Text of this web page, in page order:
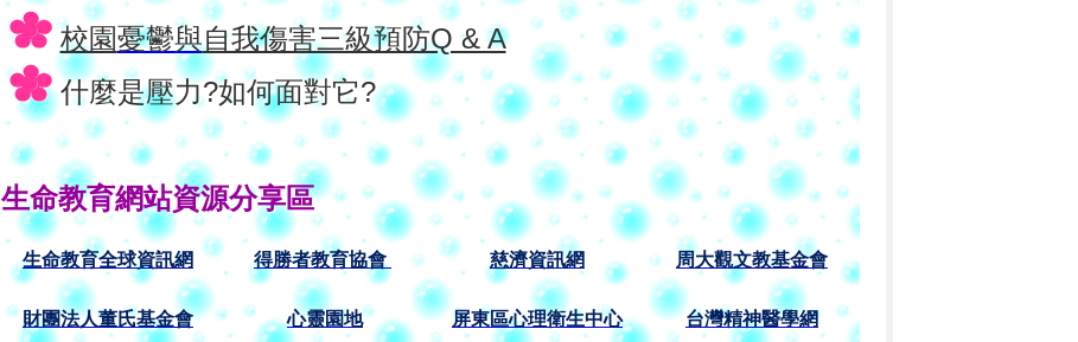
校園憂鬱與自我傷害三級預防Q & A
什麼是壓力?如何面對它?
生命教育網站資源分享區
生命教育全球資訊網 得勝者教育協會 慈濟資訊網 周大觀文教基金會
財團法人董氏基金會 心靈園地 屏東區心理衛生中心 台灣精神醫學網